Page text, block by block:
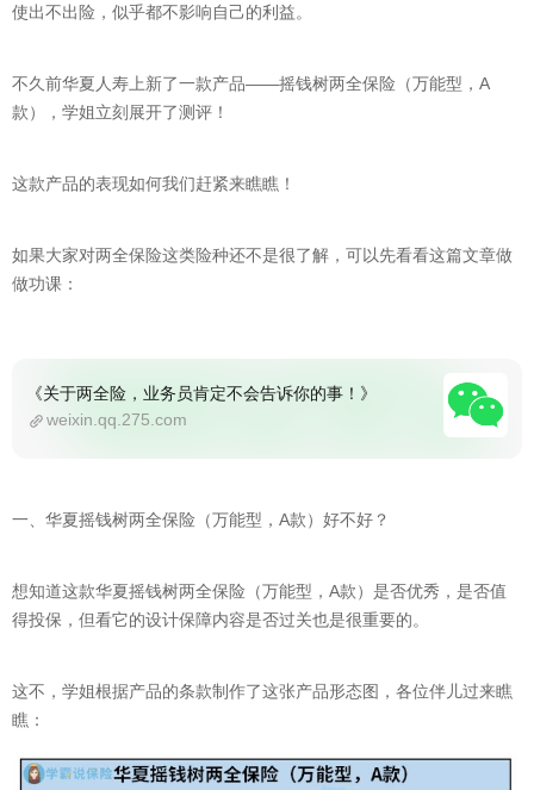
使出不出险，似乎都不影响自己的利益。
不久前华夏人寿上新了一款产品——摇钱树两全保险（万能型，A
款），学姐立刻展开了测评！
这款产品的表现如何我们赶紧来瞧瞧！
如果大家对两全保险这类险种还不是很了解，可以先看看这篇文章做
做功课：
《关于两全险，业务员肯定不会告诉你的事！》
weixin.qq.275.com
一、华夏摇钱树两全保险（万能型，A款）好不好？
想知道这款华夏摇钱树两全保险（万能型，A款）是否优秀，是否值
得投保，但看它的设计保障内容是否过关也是很重要的。
这不，学姐根据产品的条款制作了这张产品形态图，各位伴儿过来瞧
瞧：